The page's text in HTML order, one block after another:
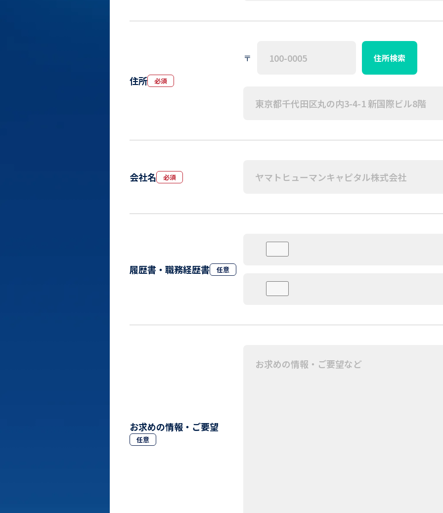
住所 必須
〒
住所検索
会社名 必須
履歴書・職務経歴書 任意
職務経歴書
お求めの情報・ご要望
任意